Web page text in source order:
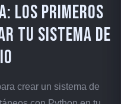
Los primeros
tu sistema de
crear un sistema de